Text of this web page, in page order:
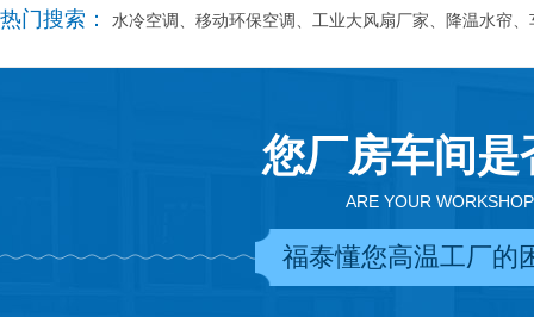
热门搜索： 水冷空调、移动环保空调、工业大风扇厂家、降温水帘
您厂房车间
ARE YOUR
福泰懂您高温工厂的